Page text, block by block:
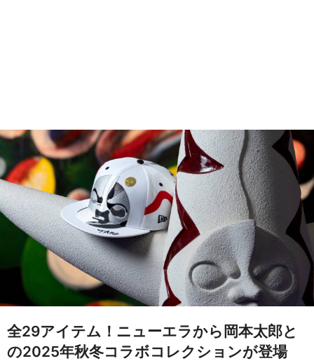
全29アイテム！ニューエラから岡本太郎と
の2025年秋冬コラボコレクションが登場